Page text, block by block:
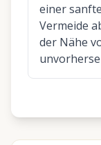
einer
Vermeide
der Nähe